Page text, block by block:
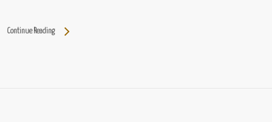
Continue Reading